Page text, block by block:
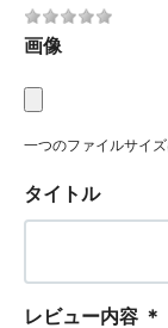
画像
一つのファイルサイ
タイトル
レビュー内容 ＊